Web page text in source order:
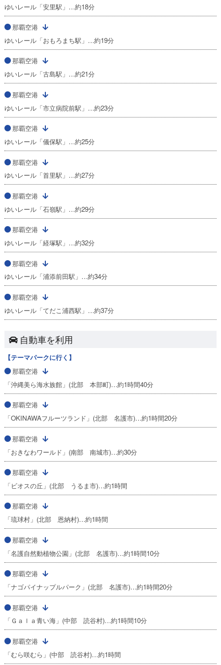
ゆいレール「安里駅」…約18分
那覇空港
ゆいレール「おもろまち駅」…約19分
那覇空港
ゆいレール「古島駅」…約21分
那覇空港
ゆいレール「市立病院前駅」…約23分
那覇空港
ゆいレール「儀保駅」…約25分
那覇空港
ゆいレール「首里駅」…約27分
那覇空港
ゆいレール「石嶺駅」…約29分
那覇空港
ゆいレール「経塚駅」…約32分
那覇空港
ゆいレール「浦添前田駅」…約34分
那覇空港
ゆいレール「てだこ浦西駅」…約37分
自動車を利用
【テーマパークに行く】
那覇空港
「沖縄美ら海水族館」(北部 本部町)…約1時間40分
那覇空港
「OKINAWAフルーツランド」(北部 名護市)…約1時間20分
那覇空港
「おきなわワールド」(南部 南城市)…約30分
那覇空港
「ビオスの丘」(北部 うるま市)…約1時間
那覇空港
「琉球村」(北部 恩納村)…約1時間
那覇空港
「名護自然動植物公園」(北部 名護市)…約1時間10分
那覇空港
「ナゴパイナップルパーク」(北部 名護市)…約1時間20分
那覇空港
「Ｇａｌａ青い海」(中部 読谷村)…約1時間10分
那覇空港
「むら咲むら」(中部 読谷村)…約1時間